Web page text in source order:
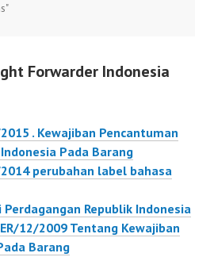
Forwarder Indonesia
. Kewajiban Pencantuman
Pada Barang
perubahan label bahasa
Republik Indonesia
12/2009 Tentang Kewajiban
Barang